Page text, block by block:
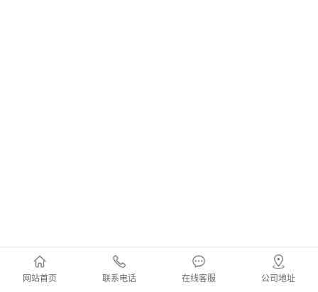
网站首页 联系电话 在线客服 公司地址